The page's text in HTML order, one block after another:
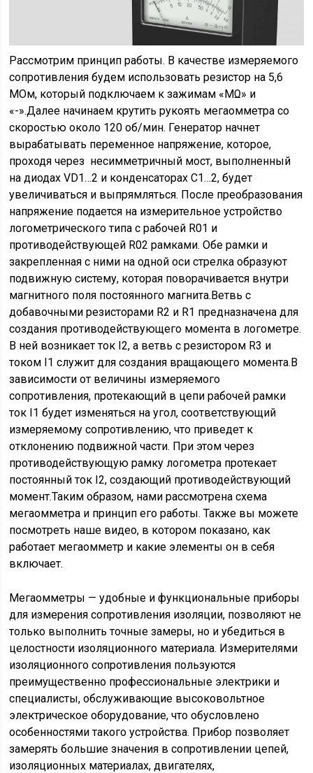
Рассмотрим принцип работы. В качестве измеряемого
сопротивления будем использовать резистор на 5,6
МОм, который подключаем к зажимам «МΩ» и
«-».Далее начинаем крутить рукоять мегаомметра со
скоростью около 120 об/мин. Генератор начнет
вырабатывать переменное напряжение, которое,
проходя через несимметричный мост, выполненный
на диодах VD1…2 и конденсаторах С1…2, будет
увеличиваться и выпрямляться. После преобразования
напряжение подается на измерительное устройство
логометрического типа с рабочей R01 и
противодействующей R02 рамками. Обе рамки и
закрепленная с ними на одной оси стрелка образуют
подвижную систему, которая поворачивается внутри
магнитного поля постоянного магнита.Ветвь с
добавочными резисторами R2 и R1 предназначена для
создания противодействующего момента в логометре.
В ней возникает ток I2, а ветвь c резистором R3 и
током I1 служит для создания вращающего момента.В
зависимости от величины измеряемого
сопротивления, протекающий в цепи рабочей рамки
ток I1 будет изменяться на угол, соответствующий
измеряемому сопротивлению, что приведет к
отклонению подвижной части. При этом через
противодействующую рамку логометра протекает
постоянный ток I2, создающий противодействующий
момент.Таким образом, нами рассмотрена схема
мегаомметра и принцип его работы. Также вы можете
посмотреть наше видео, в котором показано, как
работает мегаомметр и какие элементы он в себя
включает.
Мегаомметры — удобные и функциональные приборы
для измерения сопротивления изоляции, позволяют не
только выполнить точные замеры, но и убедиться в
целостности изоляционного материала. Измерителями
изоляционного сопротивления пользуются
преимущественно профессиональные электрики и
специалисты, обслуживающие высоковольтное
электрическое оборудование, что обусловлено
особенностями такого устройства. Прибор позволяет
замерять большие значения в сопротивлении цепей,
изоляционных материалах, двигателях,